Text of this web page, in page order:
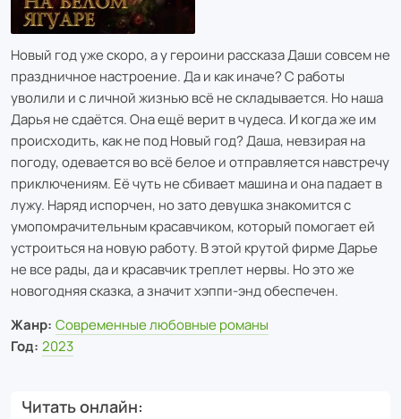
Новый год уже скоро, а у героини рассказа Даши совсем не
праздничное настроение. Да и как иначе? С работы
уволили и с личной жизнью всё не складывается. Но наша
Дарья не сдаётся. Она ещё верит в чудеса. И когда же им
происходить, как не под Новый год? Даша, невзирая на
погоду, одевается во всё белое и отправляется навстречу
приключениям. Её чуть не сбивает машина и она падает в
лужу. Наряд испорчен, но зато девушка знакомится с
умопомрачительным красавчиком, который помогает ей
устроиться на новую работу. В этой крутой фирме Дарье
не все рады, да и красавчик треплет нервы. Но это же
новогодняя сказка, а значит хэппи-энд обеспечен.
Жанр: Современные любовные романы
Год: 2023
Читать онлайн